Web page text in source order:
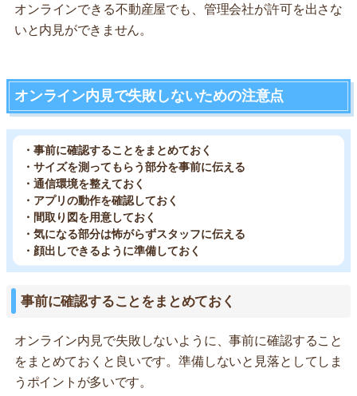
オンラインできる不動産屋でも、管理会社が許可を出さな
いと内見ができません。
オンライン内見で失敗しないための注意点
・事前に確認することをまとめておく
・サイズを測ってもらう部分を事前に伝える
・通信環境を整えておく
・アプリの動作を確認しておく
・間取り図を用意しておく
・気になる部分は怖がらずスタッフに伝える
・顔出しできるように準備しておく
事前に確認することをまとめておく
オンライン内見で失敗しないように、事前に確認すること
をまとめておくと良いです。準備しないと見落としてしま
うポイントが多いです。